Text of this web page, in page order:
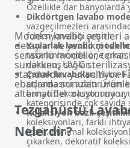
Özellikle dar banyolarda
Dikdörtgen lavabo
vazgeçilmezleri
fonksiyonelliği artırır.
Yuvarlak lavabo
tasarımlarında öne
dokunuş sağlar.
Çanak lavabolar:Yüksek
sıçramasını azaltır.
banyo dekorasyonuna
kategorisinde çok
Koleksiyon bazlı
koleksiyonları, farklı
içerir. Minimal
çıkarken, dekoratif
Modern lavabo çeşitleri
detaylar ve yenilikçi
sensörlü modeller,
sunarken, UV-C
standardını yükseltiyor.
ebatlarda sunulan
alternatifler oluşturuyor.
Tezgahüstü
Nelerdir?